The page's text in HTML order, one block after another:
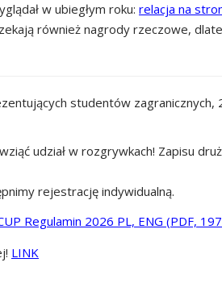
w ubiegłym roku: relacja na
również nagrody rzeczowe,
studentów zagranicznych,
udział w rozgrywkach! Zapisu
rejestrację indywidualną.
Regulamin 2026 PL, ENG (PDF,
LINK